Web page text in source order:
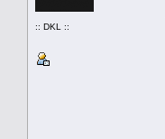
:: DKL ::